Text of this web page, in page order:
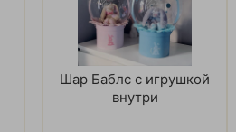
Шар Баблс с игрушкой
внутри